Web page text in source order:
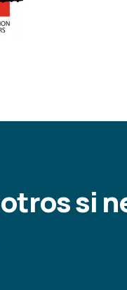
si